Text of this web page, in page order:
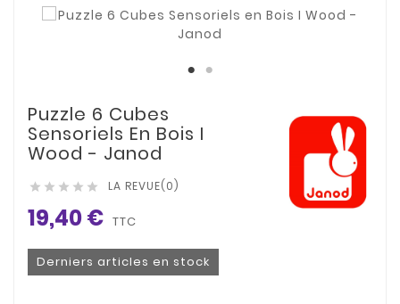
Puzzle 6 Cubes
Sensoriels En Bois I
Wood - Janod
     LA REVUE(0)
19,40 € TTC
Derniers articles en stock